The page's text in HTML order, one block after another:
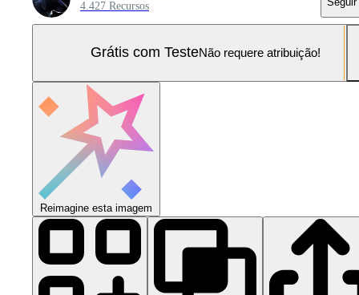
4.427 Recursos
Grátis com TesteNão requere atribuição!
Reimagine esta imagem